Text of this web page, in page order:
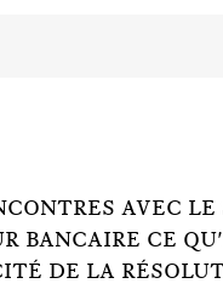
AVEC
BANCAIRE CE
DE LA